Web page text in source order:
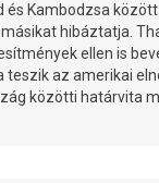
és Kambodzsa
hibáztatja.
ellen is
az amerikai
közötti határvita